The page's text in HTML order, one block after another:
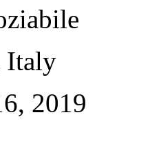
Italy
2019